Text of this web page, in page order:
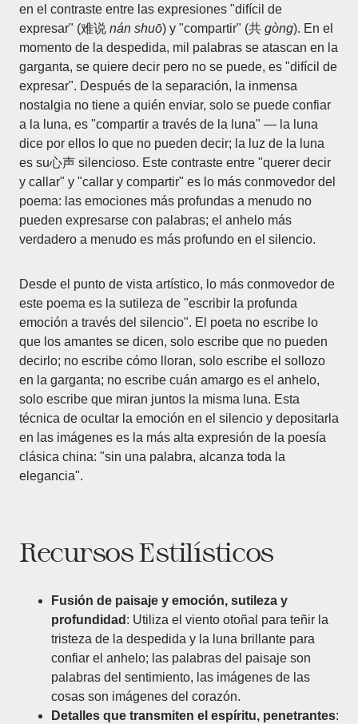
en el contraste entre las expresiones "difícil de
expresar" (难说 nán shuō) y "compartir" (共 gòng). En el
momento de la despedida, mil palabras se atascan en la
garganta, se quiere decir pero no se puede, es "difícil de
expresar". Después de la separación, la inmensa
nostalgia no tiene a quién enviar, solo se puede confiar
a la luna, es "compartir a través de la luna" — la luna
dice por ellos lo que no pueden decir; la luz de la luna
es su心声 silencioso. Este contraste entre "querer decir
y callar" y "callar y compartir" es lo más conmovedor del
poema: las emociones más profundas a menudo no
pueden expresarse con palabras; el anhelo más
verdadero a menudo es más profundo en el silencio.
Desde el punto de vista artístico, lo más conmovedor de
este poema es la sutileza de "escribir la profunda
emoción a través del silencio". El poeta no escribe lo
que los amantes se dicen, solo escribe que no pueden
decirlo; no escribe cómo lloran, solo escribe el sollozo
en la garganta; no escribe cuán amargo es el anhelo,
solo escribe que miran juntos la misma luna. Esta
técnica de ocultar la emoción en el silencio y depositarla
en las imágenes es la más alta expresión de la poesía
clásica china: "sin una palabra, alcanza toda la
elegancia".
Recursos Estilísticos
Fusión de paisaje y emoción, sutileza y
profundidad : Utiliza el viento otoñal para teñir la
tristeza de la despedida y la luna brillante para
confiar el anhelo; las palabras del paisaje son
palabras del sentimiento, las imágenes de las
cosas son imágenes del corazón.
Detalles que transmiten el espíritu, penetrantes: